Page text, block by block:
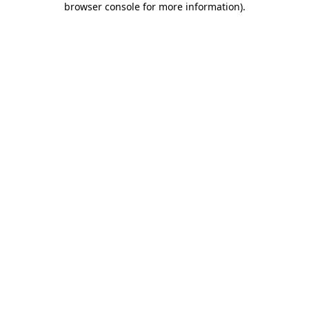
browser console for more information).